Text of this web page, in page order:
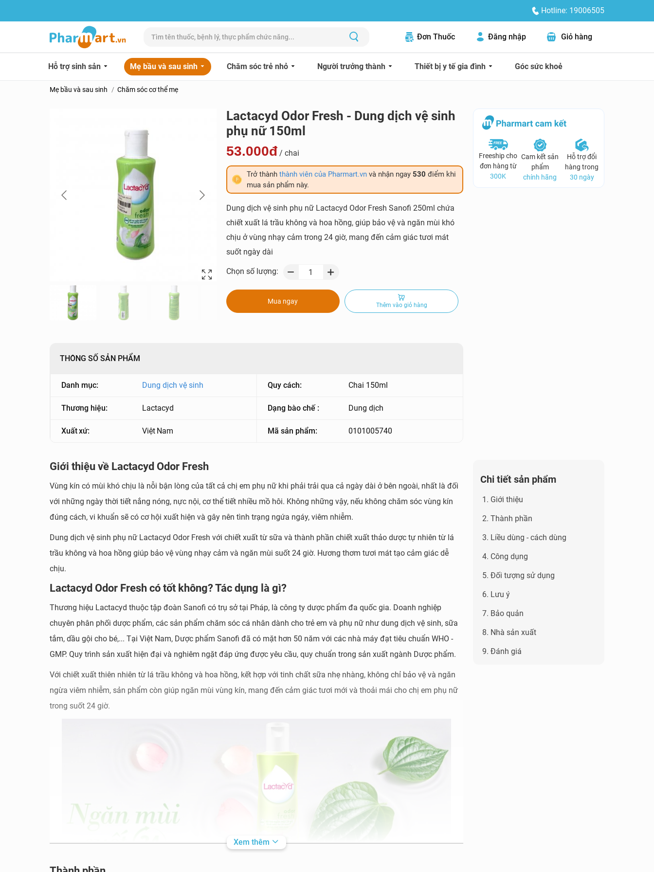
Hotline: 19006505
Đơn Thuốc Đăng nhập Giỏ hàng
Hỗ trợ sinh sản Mẹ bầu và sau sinh Chăm sóc trẻ nhỏ Người trưởng thành Thiết bị y tế gia đình Góc sức khoẻ
Mẹ bầu và sau sinh Chăm sóc cơ thể mẹ
Lactacyd Odor Fresh - Dung dịch vệ sinh
phụ nữ 150ml
53.000đ / chai
Trở thành thành viên của Pharmart.vnvà nhận ngay 530 điểm khi
mua sản phẩm này.
Dung dịch vệ sinh phụ nữ Lactacyd Odor Fresh Sanofi 250ml chứa
chiết xuất lá trầu không và hoa hồng, giúp bảo vệ và ngăn mùi khó
chịu ở vùng nhạy cảm trong 24 giờ, mang đến cảm giác tươi mát
suốt ngày dài
Chọn số lượng:
Mua ngay Thêm vào giỏ hàng
THÔNG SỐ SẢN PHẨM
Danh mục: Dung dịch vệ sinh Quy cách: Chai 150ml
Thương hiệu: Lactacyd Dạng bào chế : Dung dịch
Xuất xứ: Việt Nam Mã sản phẩm: 0101005740
Freeship cho
đơn hàng từ
300K
Cam kết sản
phẩm
chính hãng
Hỗ trợ đổi
hàng trong
30 ngày
Giới thiệu về Lactacyd Odor Fresh
Vùng kín có mùi khó chịu là nỗi bận lòng của tất cả chị em phụ nữ khi phải trải qua cả ngày dài ở bên ngoài, nhất là đối
với những ngày thời tiết nắng nóng, nực nội, cơ thể tiết nhiều mồ hôi. Không những vậy, nếu không chăm sóc vùng kín
đúng cách, vi khuẩn sẽ có cơ hội xuất hiện và gây nên tình trạng ngứa ngáy, viêm nhiễm.
Dung dịch vệ sinh phụ nữ Lactacyd Odor Fresh với chiết xuất từ sữa và thành phần chiết xuất thảo dược tự nhiên từ lá
trầu không và hoa hồng giúp bảo vệ vùng nhạy cảm và ngăn mùi suốt 24 giờ. Hương thơm tươi mát tạo cảm giác dễ
chịu.
Lactacyd Odor Fresh có tốt không? Tác dụng là gì?
Thương hiệu Lactacyd thuộc tập đoàn Sanofi có trụ sở tại Pháp, là công ty dược phẩm đa quốc gia. Doanh nghiệp
chuyên phân phối dược phẩm, các sản phẩm chăm sóc cá nhân dành cho trẻ em và phụ nữ như dung dịch vệ sinh, sữa
tắm, dầu gội cho bé,... Tại Việt Nam, Dược phẩm Sanofi đã có mặt hơn 50 năm với các nhà máy đạt tiêu chuẩn WHO -
GMP. Quy trình sản xuất hiện đại và nghiêm ngặt đáp ứng được yêu cầu, quy chuẩn trong sản xuất ngành Dược phẩm.
Với chiết xuất thiên nhiên từ lá trầu không và hoa hồng, kết hợp với tinh chất sữa nhẹ nhàng, không chỉ bảo vệ và ngăn
ngừa viêm nhiễm, sản phẩm còn giúp ngăn mùi vùng kín, mang đến cảm giác tươi mới và thoải mái cho chị em phụ nữ
trong suốt 24 giờ.
Xem thêm
Chi tiết sản phẩm
1. Giới thiệu
2. Thành phần
3. Liều dùng - cách dùng
4. Công dụng
5. Đối tượng sử dụng
6. Lưu ý
7. Bảo quản
8. Nhà sản xuất
9. Đánh giá